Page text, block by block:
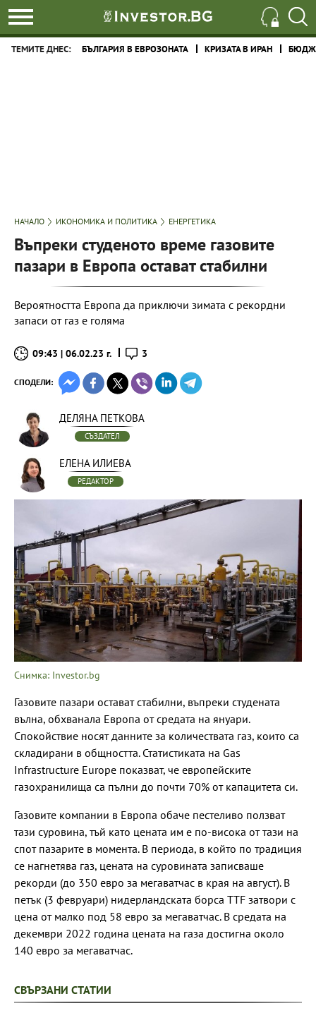
ТЕМИТЕ ДНЕС: БЪЛГАРИЯ В ЕВРОЗОНАТА КРИЗАТА В ИРАН
НАЧАЛО ИКОНОМИКА И ПОЛИТИКА ЕНЕРГЕТИКА
Въпреки студеното време газовите
пазари в Европа остават стабилни
Вероятността Европа да приключи зимата с рекордни
запаси от газ е голяма
09:43 | 06.02.23 г. 3
СПОДЕЛИ:
ДЕЛЯНА ПЕТКОВА
СЪЗДАТЕЛ
ЕЛЕНА ИЛИЕВА
РЕДАКТОР
Снимка: Investor.bg
Газовите пазари остават стабилни, въпреки студената
вълна, обхванала Европа от средата на януари.
Спокойствие носят данните за количествата газ, които са
складирани в общността. Статистиката на Gas
Infrastructure Europe показват, че европейските
газохранилища са пълни до почти 70% от капацитета си.
Газовите компании в Европа обаче пестеливо ползват
тази суровина, тъй като цената им е по-висока от тази на
спот пазарите в момента. В периода, в който по традиция
се нагнетява газ, цената на суровината записваше
рекорди (до 350 евро за мегаватчас в края на август). В
петък (3 февруари) нидерландската борса TTF затвори с
цена от малко под 58 евро за мегаватчас. В средата на
декември 2022 година цената на газа достигна около
140 евро за мегаватчас.
СВЪРЗАНИ СТАТИИ